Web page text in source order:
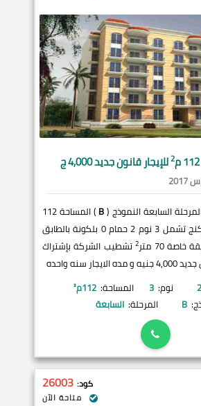
2للإيجار قانون جديد 4,000 ج
السابعة النموذج (B
) المساحة 112
تطل على باركنج تشمل 3 نوم 2 حمام 0 بلكونة بالطابق
70 متر
2تشطيب الشركة بإشتراك
سنه واحده
2 نوم: 3 المساحة: 112م²
B المرحلة: السابعة
كود: 26003
متاحة الآن